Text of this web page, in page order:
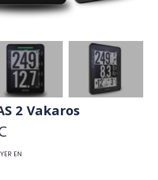
2 Vakaros
EN